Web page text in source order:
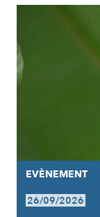
EVÈNEMENT
26/09/2026